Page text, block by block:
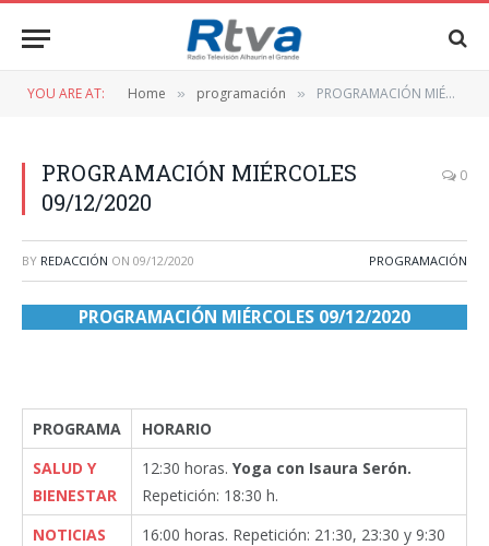
YOU ARE AT: Home » programación » PROGRAMACIÓN MIÉRCOLES 09/12/2020
PROGRAMACIÓN MIÉRCOLES
09/12/2020
0
BY REDACCIÓN ON 09/12/2020 PROGRAMACIÓN
PROGRAMACIÓN MIÉRCOLES 09/12/2020
PROGRAMA
HORARIO
SALUD Y
BIENESTAR
12:30 horas. Yoga con Isaura Serón.
Repetición: 18:30 h.
NOTICIAS
16:00 horas. Repetición: 21:30, 23:30 y 9:30